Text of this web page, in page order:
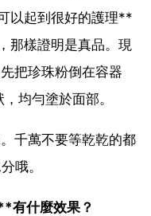
以起到很好的護理**
那樣證明是真品。現
把珍珠粉倒在容器
均勻塗於面部。
千萬不要等乾乾的都
哦。
有什麼效果？